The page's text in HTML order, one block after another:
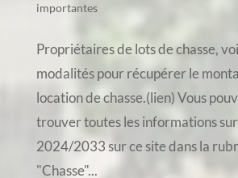
importantes
Propriétaires de lots de chasse,
modalités pour récupérer le
location de chasse.(lien) Vous
trouver toutes les informations sur
2024/2033 sur ce site dans la
"Chasse"...